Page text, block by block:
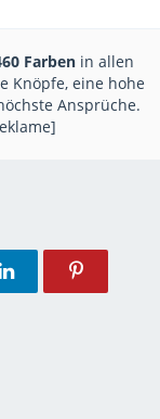
Farben in allen
Knöpfe, eine hohe
Ansprüche.